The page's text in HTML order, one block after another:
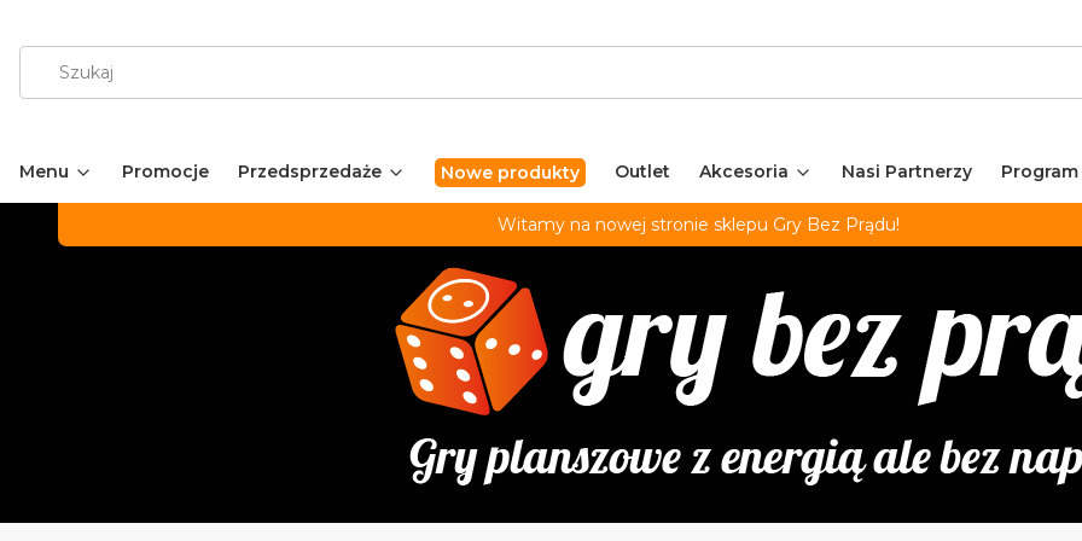
Menu Promocje Przedsprzedaże Nowe produkty Outlet Akcesoria Nasi Partnerzy
Witamy na nowej stronie sklepu Gry Bez Prądu!